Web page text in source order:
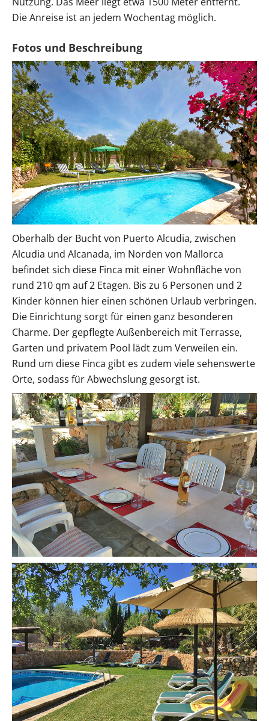
Die Anreise ist an jedem Wochentag möglich.
Oberhalb der Bucht von Puerto Alcudia, zwischen
Alcudia und Alcanada, im Norden von Mallorca
befindet sich diese Finca mit einer Wohnfläche von
rund 210 qm auf 2 Etagen. Bis zu 6 Personen und 2
Kinder können hier einen schönen Urlaub verbringen.
Die Einrichtung sorgt für einen ganz besonderen
Charme. Der gepflegte Außenbereich mit Terrasse,
Garten und privatem Pool lädt zum Verweilen ein.
Rund um diese Finca gibt es zudem viele sehenswerte
Orte, sodass für Abwechslung gesorgt ist.